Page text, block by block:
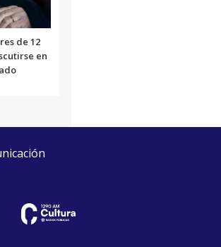
de 12
en